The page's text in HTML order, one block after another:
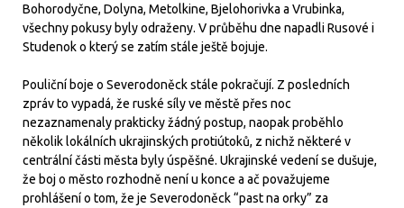
Bohorodyčne, Dolyna, Metolkine, Bjelohorivka a Vrubinka,
všechny pokusy byly odraženy. V průběhu dne napadli Rusové i
Studenok o který se zatím stále ještě bojuje.
Pouliční boje o Severodoněck stále pokračují. Z posledních
zpráv to vypadá, že ruské síly ve městě přes noc
nezaznamenaly prakticky žádný postup, naopak proběhlo
několik lokálních ukrajinských protiútoků, z nichž některé v
centrální části města byly úspěšné. Ukrajinské vedení se dušuje,
že boj o město rozhodně není u konce a ač považujeme
prohlášení o tom, že je Severodoněck “past na orky” za